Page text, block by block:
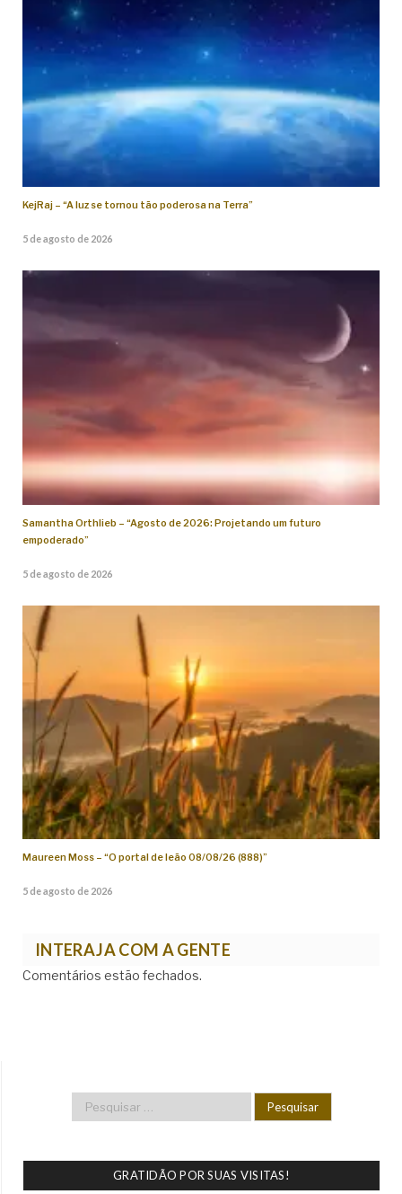
KejRaj – “A luz se tornou tão poderosa na Terra”
5 de agosto de 2026
Samantha Orthlieb – “Agosto de 2026: Projetando um futuro
empoderado”
5 de agosto de 2026
Maureen Moss – “O portal de leão 08/08/26 (888)”
5 de agosto de 2026
INTERAJA COM A GENTE
Comentários estão fechados.
GRATIDÃO POR SUAS VISITAS!